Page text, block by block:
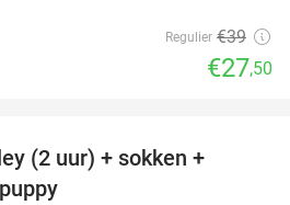
Regulier €39
€27,50
(2 uur) + sokken +